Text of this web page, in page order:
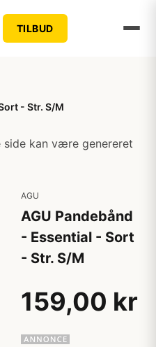
TILBUD
- Str. S/M
side kan være genereret
AGU
AGU Pandebånd
- Essential - Sort
- Str. S/M
159,00 kr